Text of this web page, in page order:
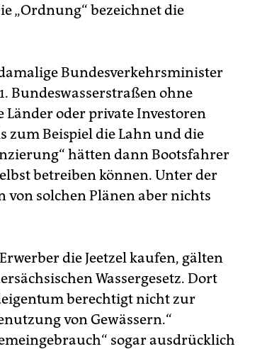
„Ordnung“ bezeichnet die
Bundesverkehrsminister
Bundeswasserstraßen ohne
oder private Investoren
zum Beispiel die Lahn und die
hätten dann Bootsfahrer
betreiben können. Unter der
solchen Plänen aber nichts
die Jeetzel kaufen, gälten
Wassergesetz. Dort
berechtigt nicht zur
von Gewässern.“
sogar ausdrücklich